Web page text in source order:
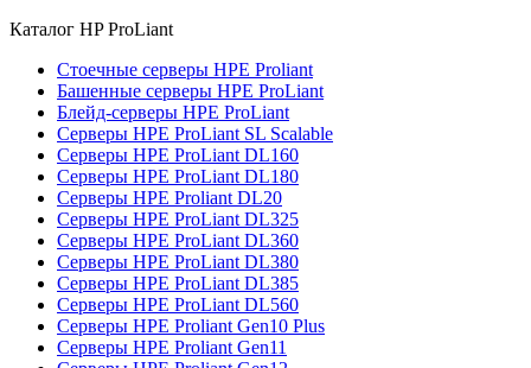
Каталог HP ProLiant
Стоечные серверы HPE Proliant
Башенные серверы HPE ProLiant
Блейд-серверы HPE ProLiant
Серверы HPE ProLiant SL Scalable
Серверы HPE ProLiant DL160
Серверы HPE ProLiant DL180
Серверы HPE Proliant DL20
Серверы HPE ProLiant DL325
Серверы HPE ProLiant DL360
Серверы HPE ProLiant DL380
Серверы HPE ProLiant DL385
Серверы HPE ProLiant DL560
Серверы HPE Proliant Gen10 Plus
Серверы HPE Proliant Gen11